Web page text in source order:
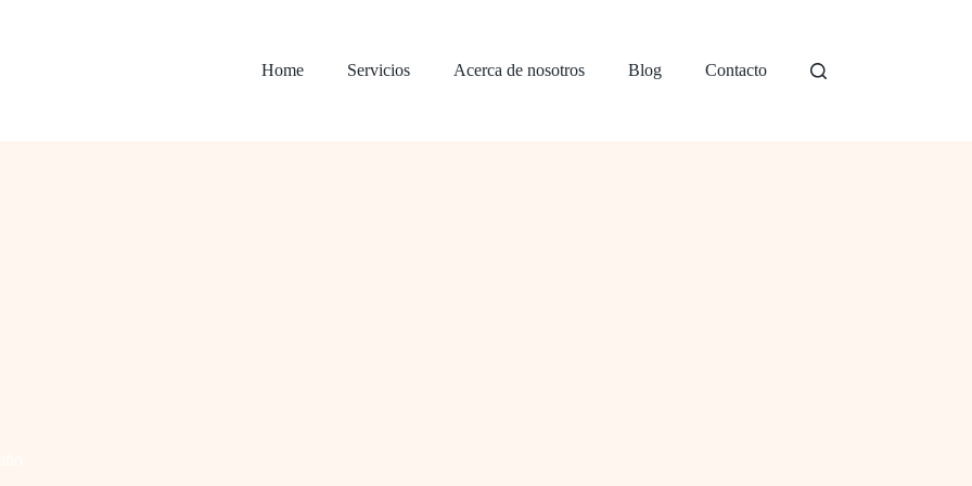
Home
Servicios Acerca de nosotros Blog Contacto